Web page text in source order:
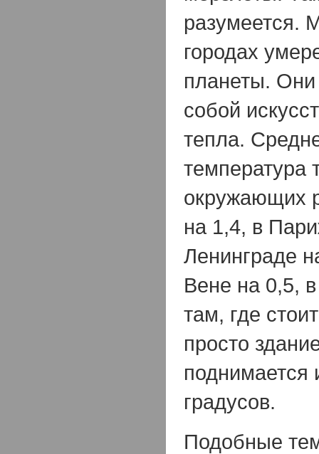
разумеется.
городах
планеты. Они
собой
тепла.
окружающих
на 1,4, в
Ленинграде
Вене на 0,5,
там, где
просто
поднимается
градусов.
Подобные